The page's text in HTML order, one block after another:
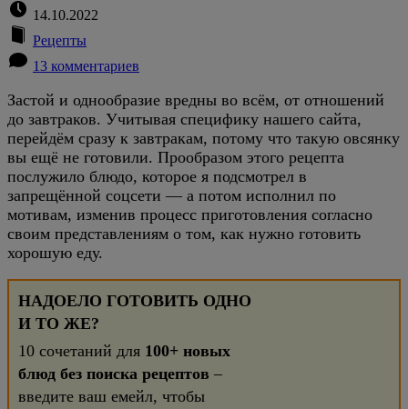
14.10.2022
Рецепты
13 комментариев
Застой и однообразие вредны во всём, от отношений
до завтраков. Учитывая специфику нашего сайта,
перейдём сразу к завтракам, потому что такую овсянку
вы ещё не готовили. Прообразом этого рецепта
послужило блюдо, которое я подсмотрел в
запрещённой соцсети — а потом исполнил по
мотивам, изменив процесс приготовления согласно
своим представлениям о том, как нужно готовить
хорошую еду.
НАДОЕЛО ГОТОВИТЬ ОДНО
И ТО ЖЕ?
10 сочетаний для 100+ новых
блюд без поиска рецептов –
введите ваш емейл, чтобы